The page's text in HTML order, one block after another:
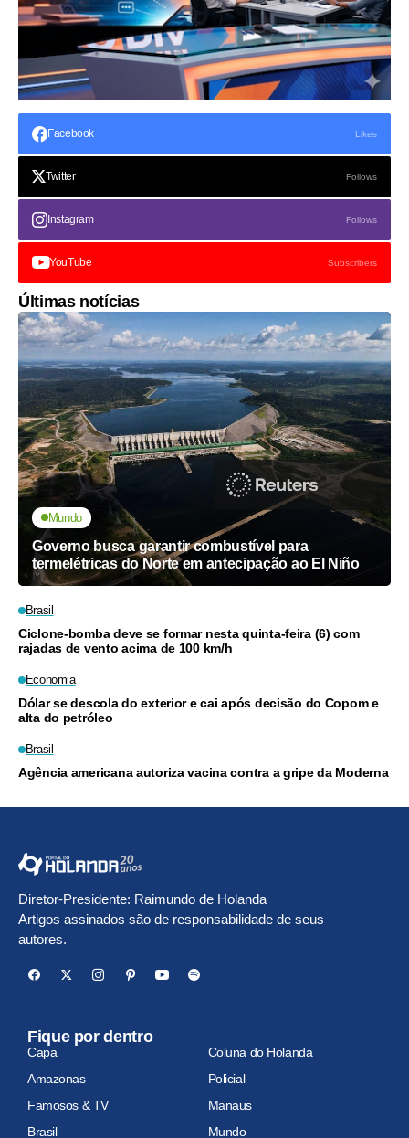
Facebook Likes
Twitter Follows
Instagram Follows
YouTube Subscribers
Últimas notícias
Mundo
Governo busca garantir combustível para
termelétricas do Norte em antecipação ao El Niño
Brasil
Ciclone-bomba deve se formar nesta quinta-feira (6) com
rajadas de vento acima de 100 km/h
Economia
Dólar se descola do exterior e cai após decisão do Copom e
alta do petróleo
Brasil
Agência americana autoriza vacina contra a gripe da Moderna
Diretor-Presidente: Raimundo de Holanda
Artigos assinados são de responsabilidade de seus
autores.
Fique por dentro
Capa
Coluna do Holanda
Amazonas
Policial
Famosos & TV
Manaus
Brasil
Mundo